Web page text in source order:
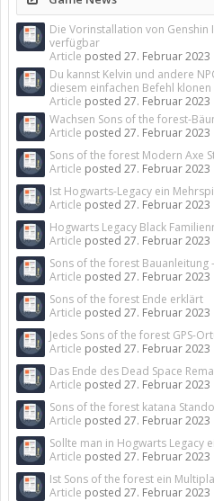
Die Vorinstallation von Genshin
verfügbar
Article posted 27. Februar 2023
Du kannst Kelvin und andere
diesem einfachen Befehl klonen
Article posted 27. Februar 2023
Wachsen Sons of the forest-
Article posted 27. Februar 2023
Sons of the forest Modern Axe
Article posted 27. Februar 2023
Ist Hogwarts-Legacy ein
Article posted 27. Februar 2023
Hogwarts Legacy Black
Article posted 27. Februar 2023
Sons of the forest Bauanleitung
Article posted 27. Februar 2023
Sons of the forest Ende erklärt
Article posted 27. Februar 2023
Jedes Sons of the forest GPS-
Article posted 27. Februar 2023
Das Ende des Dead Space
Article posted 27. Februar 2023
Sons of the forest katana
Article posted 27. Februar 2023
Sollte man in Hogwarts Legacy
Article posted 27. Februar 2023
Ist Sons of the forest ein
Article posted 27. Februar 2023